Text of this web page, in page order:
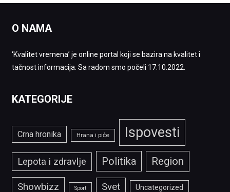
O NAMA
‘Kvalitet vremena’ je online portal koji se bazira na kvalitet i
tačnost informacija. Sa radom smo počeli 17.10.2022.
KATEGORIJE
Crna hronika Hrana i piće Ispovesti
Lepota i zdravlje Politika Region
Showbizz Sport Svet Uncategorized